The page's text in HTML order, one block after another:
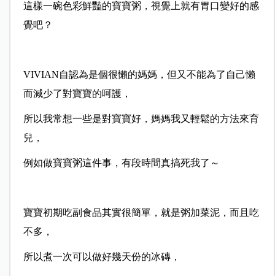
這樣一碗色彩鮮豔的寶寶粥，視覺上就有胃口變好的感
覺吧？
VIVIAN自認為是個很懶的媽媽，但又不能為了自己懶
而減少了對寶寶的呵護，
所以我常想一些是對寶寶好，媽媽我又輕鬆的方法來育
兒，
例如做寶寶粥這件事，有段時間真搞死我了～
寶寶初期吃副食品其實很簡單，就是粥加菜泥，而且吃
不多，
所以煮一次可以做好幾天份的冰磚，